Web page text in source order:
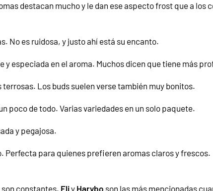
destacan mucho y le dan ese aspecto frost que a los
No es ruidosa, y justo ahí está su encanto.
y especiada en el aroma. Muchos dicen que tiene más
Los buds suelen verse también muy bonitos.
poco de todo. Varias variedades en un solo paquete.
y pegajosa.
para quienes prefieren aromas claros y frescos.
constantes. Eliy Harybo son las más mencionadas